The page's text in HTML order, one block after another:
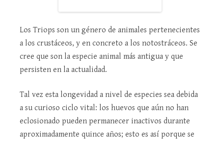
Los Triops son un género de animales pertenecientes
a los crustáceos, y en concreto a los notostráceos. Se
cree que son la especie animal más antigua y que
persisten en la actualidad.
Tal vez esta longevidad a nivel de especies sea debida
a su curioso ciclo vital: los huevos que aún no han
eclosionado pueden permanecer inactivos durante
aproximadamente quince años; esto es así porque se